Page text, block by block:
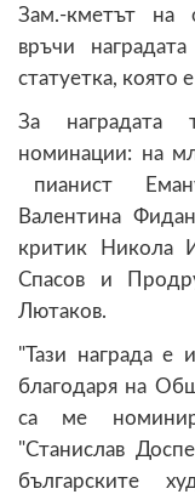
Зам.-кметът на
връчи
статуетка, която
За наградата
номинации: на
пианист
Валентина
критик Никола
Спасов и
Лютаков.
"Тази награда е
благодаря на
са ме
"Станислав
българските